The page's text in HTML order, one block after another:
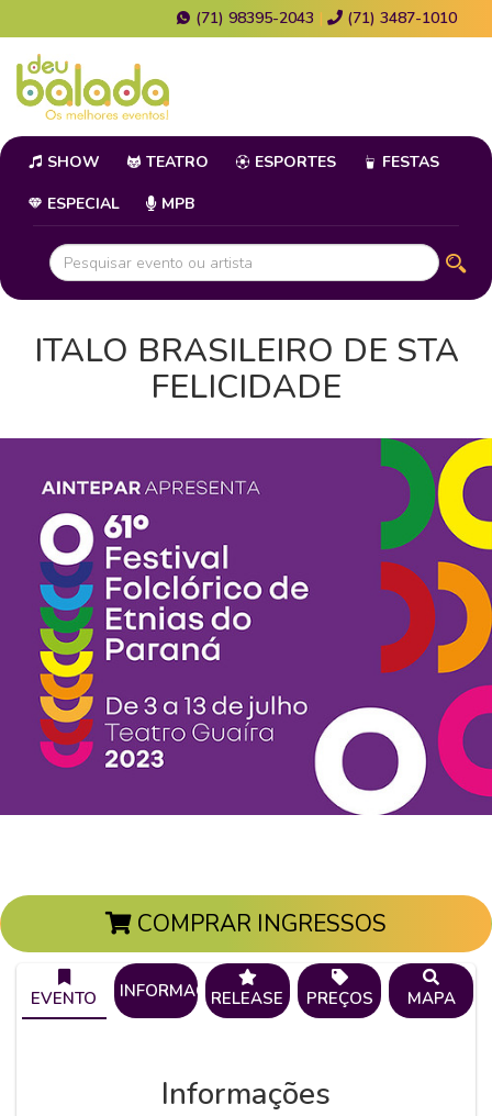
(71) 98395-2043 | (71) 3487-1010
SHOW TEATRO ESPORTES FESTAS
ESPECIAL MPB
ITALO BRASILEIRO DE STA
FELICIDADE
COMPRAR INGRESSOS
EVENTO INFORMAÇÕESRELEASE PREÇOS MAPA
Informações